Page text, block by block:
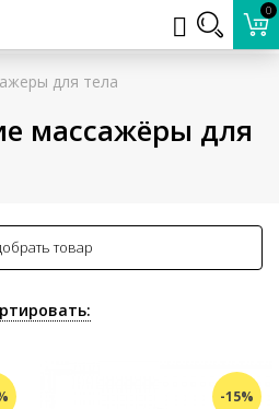
0
для тела
массажёры для
товар
-15%